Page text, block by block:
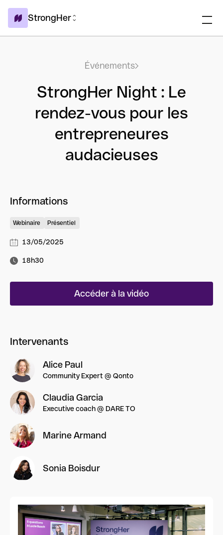
StrongHer
Événements
StrongHer Night : Le
rendez-vous pour les
entrepreneures
audacieuses
Informations
Webinaire Présentiel
13/05/2025
18h30
Accéder à la vidéo
Intervenants
Alice Paul
Community Expert @ Qonto
Claudia Garcia
Executive coach @ DARE TO
Marine Armand
Sonia Boisdur